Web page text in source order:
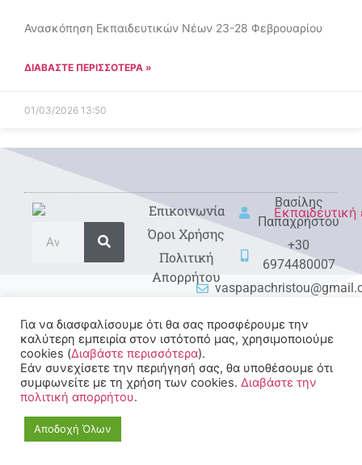
Ανασκόπηση Εκπαιδευτικών Νέων 23-28 Φεβρουαρίου
ΔΙΑΒΑΣΤΕ ΠΕΡΙΣΣΟΤΕΡΑ »
01/03/2026 13:50
Eπικοινωνία
Όροι Χρήσης
Πολιτική
Απορρήτου
Βασίλης
Παπαχρήστου
+30
6974480007
© 2022-2025 All rights
Reserved.
Για να διασφαλίσουμε ότι θα σας προσφέρουμε την
καλύτερη εμπειρία στον ιστότοπό μας, χρησιμοποιούμε
cookies (Διαβάστε περισσότερα).
Εάν συνεχίσετε την περιήγησή σας, θα υποθέσουμε ότι
συμφωνείτε με τη χρήση των cookies. Διαβάστε την
πολιτική απορρήτου.
Αποδοχή Όλων